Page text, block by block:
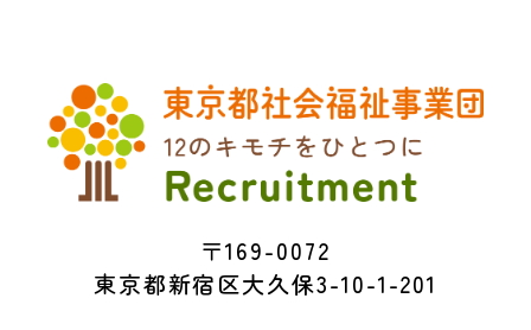
〒169-0072
東京都新宿区大久保3-10-1-201